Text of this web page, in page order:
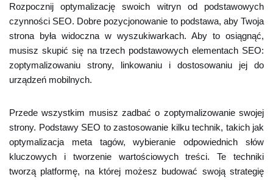
Rozpocznij optymalizację swoich witryn od podstawowych
czynności SEO. Dobre pozycjonowanie to podstawa, aby Twoja
strona była widoczna w wyszukiwarkach. Aby to osiągnąć,
musisz skupić się na trzech podstawowych elementach SEO:
zoptymalizowaniu strony, linkowaniu i dostosowaniu jej do
urządzeń mobilnych.
Przede wszystkim musisz zadbać o zoptymalizowanie swojej
strony. Podstawy SEO to zastosowanie kilku technik, takich jak
optymalizacja meta tagów, wybieranie odpowiednich słów
kluczowych i tworzenie wartościowych treści. Te techniki
tworzą platformę, na której możesz budować swoją strategię